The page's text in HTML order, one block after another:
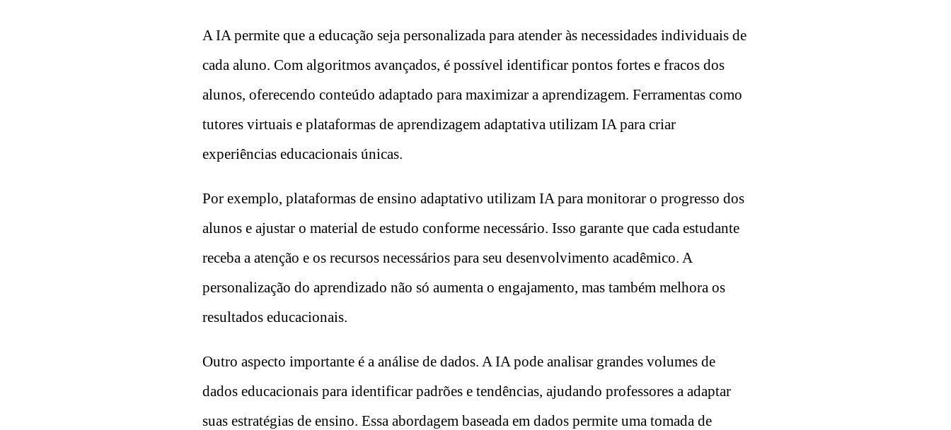
A IA permite que a educação seja personalizada para atender às necessidades individuais de
cada aluno. Com algoritmos avançados, é possível identificar pontos fortes e fracos dos
alunos, oferecendo conteúdo adaptado para maximizar a aprendizagem. Ferramentas como
tutores virtuais e plataformas de aprendizagem adaptativa utilizam IA para criar
experiências educacionais únicas.
Por exemplo, plataformas de ensino adaptativo utilizam IA para monitorar o progresso dos
alunos e ajustar o material de estudo conforme necessário. Isso garante que cada estudante
receba a atenção e os recursos necessários para seu desenvolvimento acadêmico. A
personalização do aprendizado não só aumenta o engajamento, mas também melhora os
resultados educacionais.
Outro aspecto importante é a análise de dados. A IA pode analisar grandes volumes de
dados educacionais para identificar padrões e tendências, ajudando professores a adaptar
suas estratégias de ensino. Essa abordagem baseada em dados permite uma tomada de